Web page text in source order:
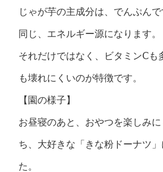
じゃが芋の主成分は、でんぷん
同じ、エネルギー源になります。
それだけではなく、ビタミンⅭも
も壊れにくいのが特徴です。
【園の様子】
お昼寝のあと、おやつを楽しみ
ち、大好きな「きな粉ドーナツ
た。